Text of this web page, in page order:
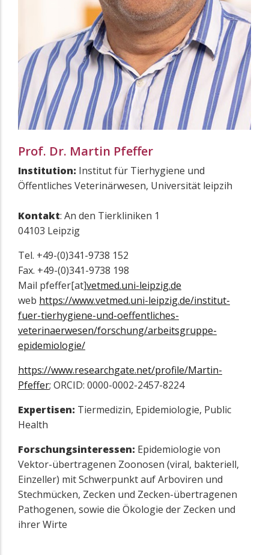
Prof. Dr. Martin Pfeffer
Institution: Institut für Tierhygiene und
Öffentliches Veterinärwesen, Universität leipzih
Kontakt: An den Tierkliniken 1
04103 Leipzig
Tel. +49-(0)341-9738 152
Fax. +49-(0)341-9738 198
Mail pfeffer[at]vetmed.uni-leipzig.de
web https://www.vetmed.uni-leipzig.de/institut-
fuer-tierhygiene-und-oeffentliches-
veterinaerwesen/forschung/arbeitsgruppe-
epidemiologie/
https://www.researchgate.net/profile/Martin-
Pfeffer; ORCID: 0000-0002-2457-8224
Expertisen: Tiermedizin, Epidemiologie, Public
Health
Forschungsinteressen: Epidemiologie von
Vektor-übertragenen Zoonosen (viral, bakteriell,
Einzeller) mit Schwerpunkt auf Arboviren und
Stechmücken, Zecken und Zecken-übertragenen
Pathogenen, sowie die Ökologie der Zecken und
ihrer Wirte